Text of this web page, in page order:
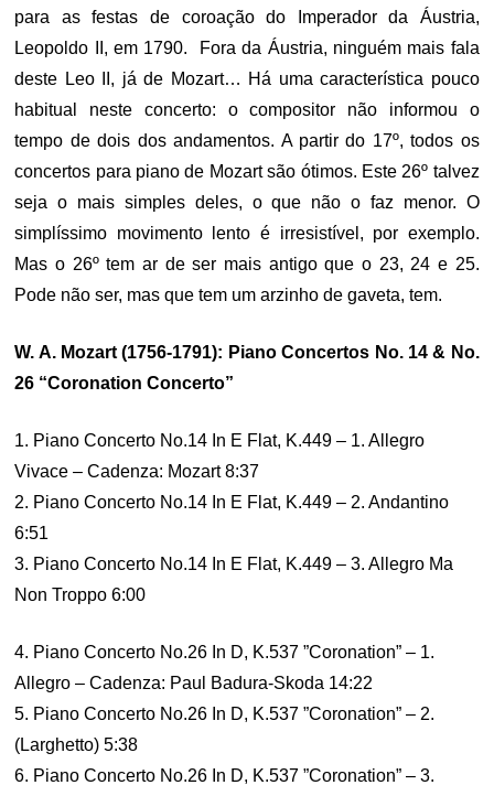
para as festas de coroação do Imperador da Áustria,
Leopoldo II, em 1790. Fora da Áustria, ninguém mais fala
deste Leo II, já de Mozart… Há uma característica pouco
habitual neste concerto: o compositor não informou o
tempo de dois dos andamentos. A partir do 17º, todos os
concertos para piano de Mozart são ótimos. Este 26º talvez
seja o mais simples deles, o que não o faz menor. O
simplíssimo movimento lento é irresistível, por exemplo.
Mas o 26º tem ar de ser mais antigo que o 23, 24 e 25.
Pode não ser, mas que tem um arzinho de gaveta, tem.
W. A. Mozart (1756-1791): Piano Concertos No. 14 & No.
26 “Coronation Concerto”
1. Piano Concerto No.14 In E Flat, K.449 – 1. Allegro
Vivace – Cadenza: Mozart 8:37
2. Piano Concerto No.14 In E Flat, K.449 – 2. Andantino
6:51
3. Piano Concerto No.14 In E Flat, K.449 – 3. Allegro Ma
Non Troppo 6:00
4. Piano Concerto No.26 In D, K.537 ”Coronation” – 1.
Allegro – Cadenza: Paul Badura-Skoda 14:22
5. Piano Concerto No.26 In D, K.537 ”Coronation” – 2.
(Larghetto) 5:38
6. Piano Concerto No.26 In D, K.537 ”Coronation” – 3.